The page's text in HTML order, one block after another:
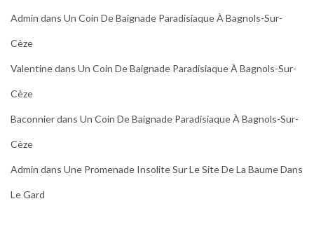
Admin dans Un Coin De Baignade Paradisiaque À Bagnols-Sur-
Cèze
Valentinedans Un Coin De Baignade Paradisiaque À Bagnols-Sur-
Cèze
Baconnierdans Un Coin De Baignade Paradisiaque À Bagnols-Sur-
Cèze
Admin dans Une Promenade Insolite Sur Le Site De La Baume Dans
Le Gard